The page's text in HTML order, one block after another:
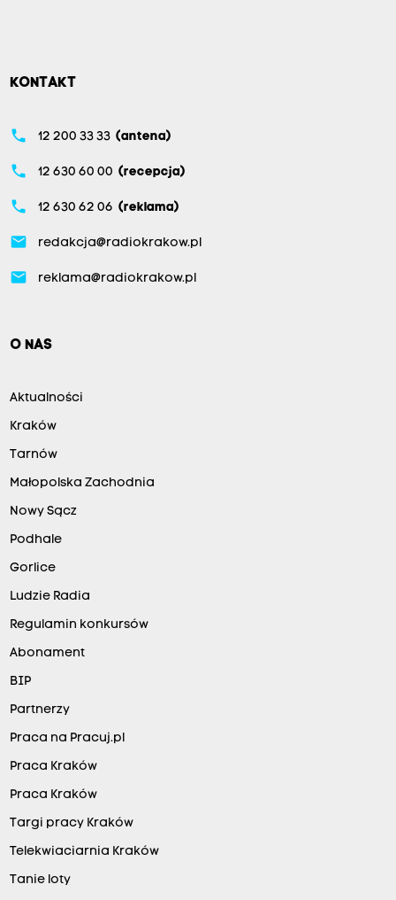
KONTAKT
phone 12 200 33 33 (antena)
phone 12 630 60 00 (recepcja)
phone 12 630 62 06 (reklama)
email redakcja@radiokrakow.pl
email reklama@radiokrakow.pl
O NAS
Aktualności
Kraków
Tarnów
Małopolska Zachodnia
Nowy Sącz
Podhale
Gorlice
Ludzie Radia
Regulamin konkursów
Abonament
BIP
Partnerzy
Praca na Pracuj.pl
Praca Kraków
Praca Kraków
Targi pracy Kraków
Telekwiaciarnia Kraków
Tanie loty